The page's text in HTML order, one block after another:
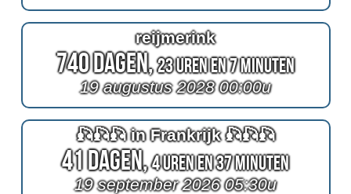
reijmerink
740 Dagen,23 Uren en 7 Minuten
19 augustus 2028 00:00u
🎣🎣🎣 in Frankrijk 🎣🎣🎣
41 Dagen,4 Uren en 37 Minuten
19 september 2026 05:30u